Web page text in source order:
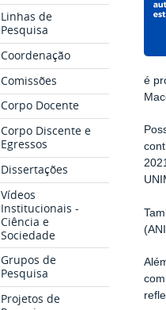
Linhas de
Pesquisa
Coordenação
Comissões
Corpo Docente
Corpo Discente e
Egressos
Dissertações
Vídeos
Institucionais -
Ciência e
Sociedade
Grupos de
Pesquisa
Projetos de
é